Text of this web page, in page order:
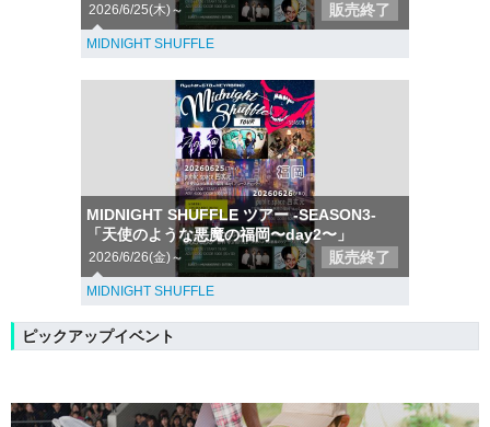
2026/6/25(木)～ 販売終了
MIDNIGHT SHUFFLE
MIDNIGHT SHUFFLE ツアー -SEASON3-
「天使のような悪魔の福岡〜day2〜」
2026/6/26(金)～ 販売終了
MIDNIGHT SHUFFLE
ピックアップイベント